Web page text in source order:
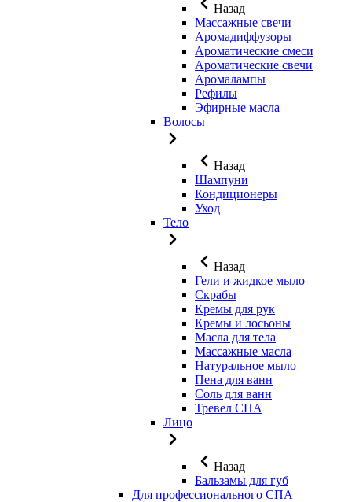
Назад
Массажные свечи
Аромадиффузоры
Ароматические смеси
Ароматические свечи
Аромалампы
Рефилы
Эфирные масла
Волосы
Назад
Шампуни
Кондиционеры
Уход
Тело
Назад
Гели и жидкое мыло
Скрабы
Кремы для рук
Кремы и лосьоны
Масла для тела
Массажные масла
Натуральное мыло
Пена для ванн
Соль для ванн
Тревел СПА
Лицо
Назад
Бальзамы для губ
Для профессионального СПА